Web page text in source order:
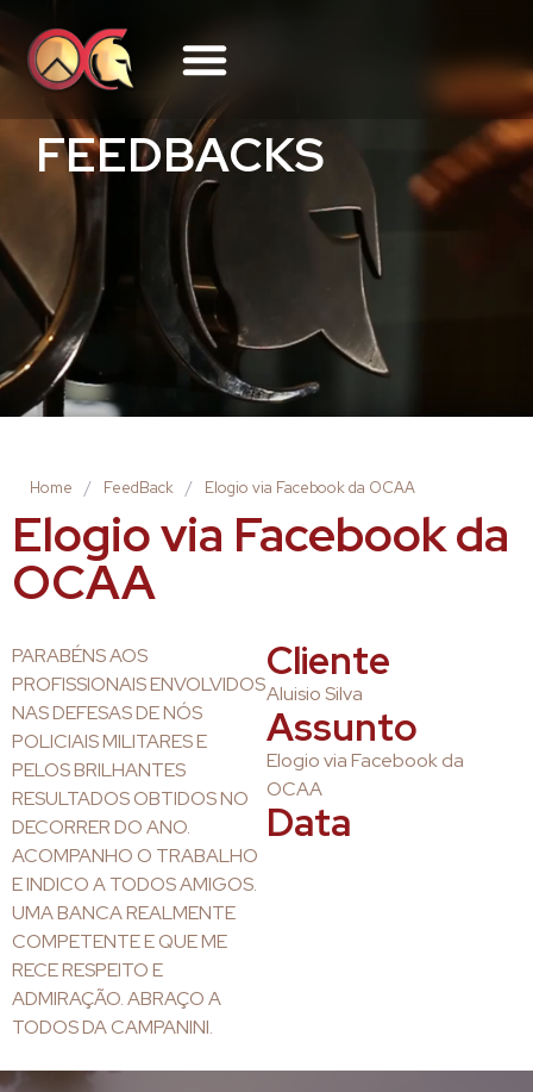
FEEDBACKS
Home / FeedBack / Elogio via Facebook da OCAA
Elogio via Facebook da
OCAA
PARABÉNS AOS
PROFISSIONAIS ENVOLVIDOS
NAS DEFESAS DE NÓS
POLICIAIS MILITARES E
PELOS BRILHANTES
RESULTADOS OBTIDOS NO
DECORRER DO ANO.
ACOMPANHO O TRABALHO
E INDICO A TODOS AMIGOS.
UMA BANCA REALMENTE
COMPETENTE E QUE ME
RECE RESPEITO E
ADMIRAÇÃO. ABRAÇO A
TODOS DA CAMPANINI.
Cliente
Aluisio Silva
Assunto
Elogio via Facebook da
OCAA
Data